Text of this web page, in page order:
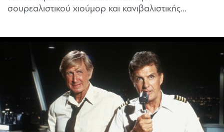
σουρεαλιστικού χιούμορ και κανιβαλιστικής...